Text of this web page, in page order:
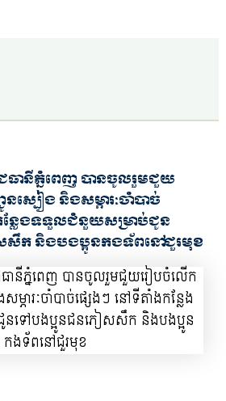
ជធានីភ្នំពេញ បានចូលរួមជួយ
ស្បៀង និងសម្ភារៈចាំបាច់
ន្លែងទទួលជំនួយសម្រាប់ជូន
សឹក និងបងប្អូនកងទ័ពនៅជួរមុខ